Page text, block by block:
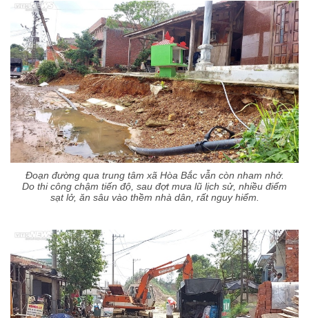
Đoạn đường qua trung tâm xã Hòa Bắc vẫn còn nham nhở.
Do thi công chậm tiến độ, sau đợt mưa lũ lịch sử, nhiều điểm
sạt lở, ăn sâu vào thềm nhà dân, rất nguy hiểm.